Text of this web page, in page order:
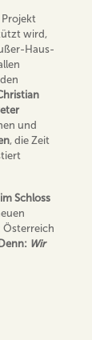
Projekt
wird,
Haus-
und
, die Zeit
Schloss
Österreich
Denn: Wir